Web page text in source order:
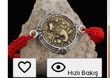
Hızlı Bakış